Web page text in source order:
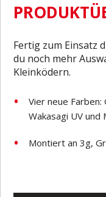
Fertig zum Einsatz
du noch mehr
Kleinködern.
Vier neue Farben:
Wakasagi UV und
Montiert an 3g,